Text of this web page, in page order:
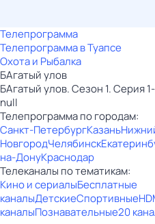
Телепрограмма
Телепрограмма в Туапсе
Охота и Рыбалка
БАгатый улов
БАгатый улов. Сезон 1. Серия
null
Телепрограмма по городам:
Санкт-ПетербургКазань
НовгородЧелябинск
на-ДонуКраснодар
Телеканалы по тематикам:
Кино и сериалыБесплатные
каналыДетскиеСпортивныеHD
каналыПознавательные20